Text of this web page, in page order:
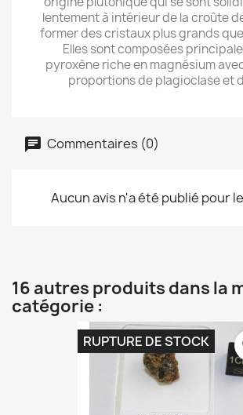
lentement à intérieur de la croûte
former des cristaux plus grands
Elles sont composées
pyroxène riche en magnésium
proportions de plagioclase et
Commentaires (0)
Aucun avis n'a été publié pour
16 autres produits dans la
catégorie :
RUPTURE DE STOCK